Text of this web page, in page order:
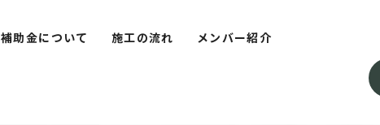
補助金について 施工の流れ メンバー紹介